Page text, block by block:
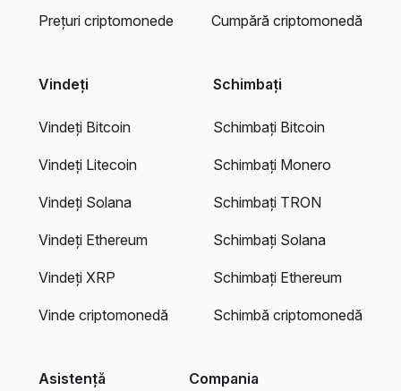
Prețuri criptomonede Cumpără criptomonedă
Vindeți
Vindeți Bitcoin
Vindeți Litecoin
Vindeți Solana
Vindeți Ethereum
Vindeți XRP
Vinde criptomonedă
Schimbați
Schimbați Bitcoin
Schimbați Monero
Schimbați TRON
Schimbați Solana
Schimbați Ethereum
Schimbă criptomonedă
Asistență Compania